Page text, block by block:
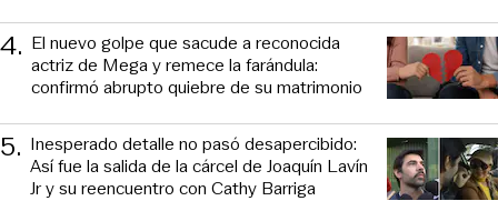
4. El nuevo golpe que sacude a reconocida
actriz de Mega y remece la farándula:
confirmó abrupto quiebre de su matrimonio
5. Inesperado detalle no pasó desapercibido:
Así fue la salida de la cárcel de Joaquín Lavín
Jr y su reencuentro con Cathy Barriga